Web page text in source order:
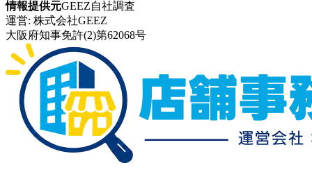
情報提供元GEEZ自社調査
運営: 株式会社GEEZ
大阪府知事免許(2)第62068号